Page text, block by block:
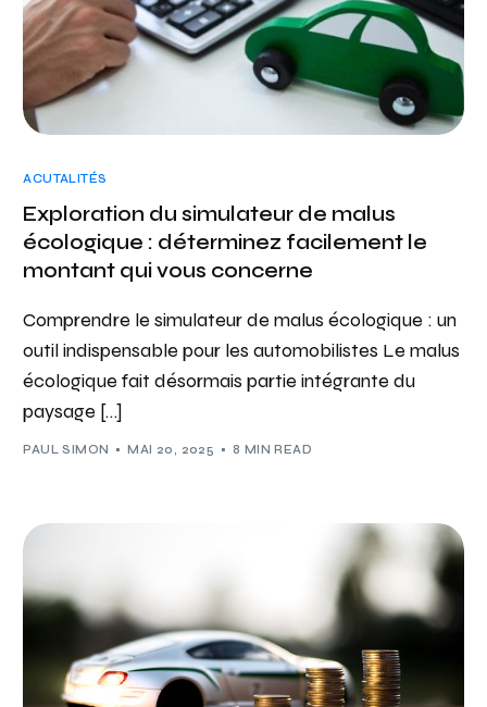
ACUTALITÉS
Exploration du simulateur de malus
écologique : déterminez facilement le
montant qui vous concerne
Comprendre le simulateur de malus écologique : un
outil indispensable pour les automobilistes Le malus
écologique fait désormais partie intégrante du
paysage […]
PAUL SIMON MAI 20, 2025 8 MIN READ